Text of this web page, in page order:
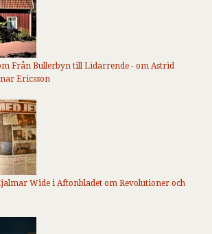
Från Bullerbyn till Lidarrende - om Astrid
Ericsson
Wide i Aftonbladet om Revolutioner och